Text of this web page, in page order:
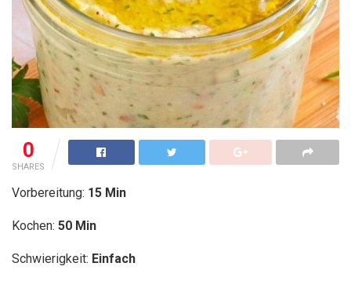
0
SHARES
Vorbereitung: 15 Min
Kochen: 50 Min
Schwierigkeit: Einfach